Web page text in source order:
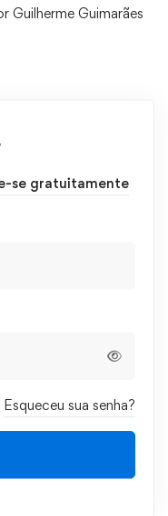
Guimarães
se gratuitamente
Esqueceu sua senha?